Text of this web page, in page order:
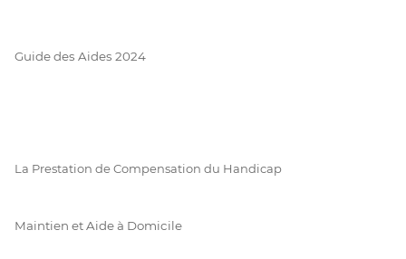
Guide des Aides 2024
La Prestation de Compensation du Handicap
Maintien et Aide à Domicile